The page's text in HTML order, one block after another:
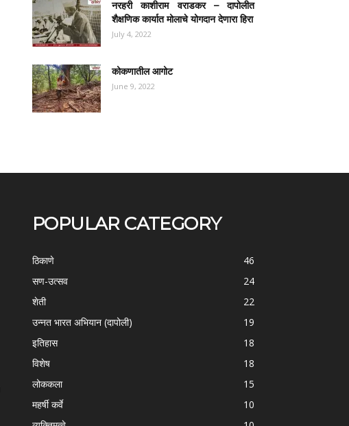
नरहरी काशीराम वराडकर – दापोलीत
शैक्षणिक कार्यात मोलाचे योगदान देणारा हिरा
July 4, 2022
कोकणातील आगोट
June 9, 2022
POPULAR CATEGORY
ठिकाणे
46
सण-उत्सव
24
शेती
22
उन्नत भारत अभियान (दापोली)
19
इतिहास
18
विशेष
18
लोककला
15
महर्षी कर्वे
10